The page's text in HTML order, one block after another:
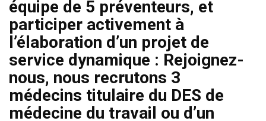
équipe de 5 préventeurs, et
participer activement à
l’élaboration d’un projet de
service dynamique : Rejoignez-
nous, nous recrutons 3
médecins titulaire du DES de
médecine du travail ou d’un